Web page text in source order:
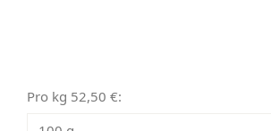
Pro kg 52,50 €: